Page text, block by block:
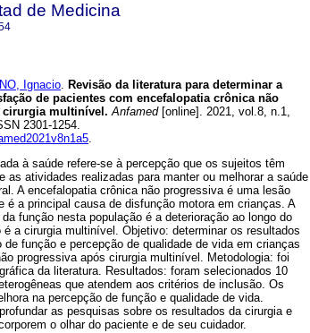
de Medicina
Ignacio. Revisão da literatura para determinar a
de pacientes com encefalopatia crônica não
cirurgia multinível. Anfamed[online]. 2021, vol.8, n.1,
2301-1254.
.
à saúde refere-se à percepção que os sujeitos têm
as atividades realizadas para manter ou melhorar a saúde
A encefalopatia crônica não progressiva é uma lesão
é a principal causa de disfunção motora em crianças. A
função nesta população é a deterioração ao longo do
a cirurgia multinível. Objetivo: determinar os resultados
função e percepção de qualidade de vida em crianças
progressiva após cirurgia multinível. Metodologia: foi
da literatura. Resultados: foram selecionados 10
que atendem aos critérios de inclusão. Os
na percepção de função e qualidade de vida.
as pesquisas sobre os resultados da cirurgia e
o olhar do paciente e de seu cuidador.